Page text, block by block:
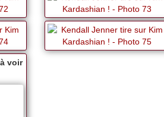
voir